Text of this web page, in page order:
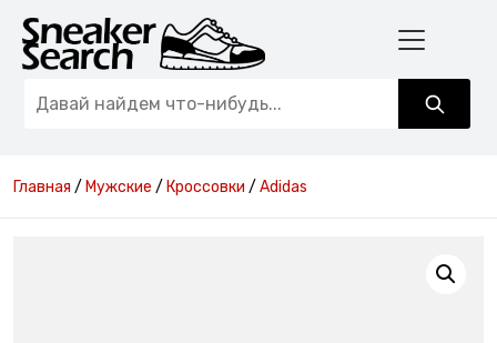
Главная / Мужские / Кроссовки / Adidas